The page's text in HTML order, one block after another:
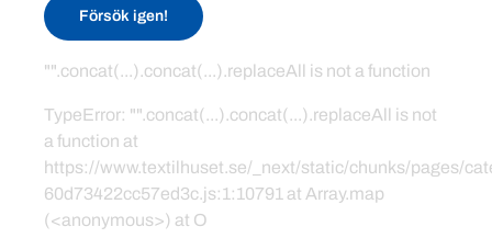
Försök igen!
"".concat(...).concat(...).replaceAll is not a function
TypeError: "".concat(...).concat(...).replaceAll is not
a function at
https://www.textilhuset.se/_next/static/chunks/pages/
60d73422cc57ed3c.js:1:10791 at Array.map
(<anonymous>) at O